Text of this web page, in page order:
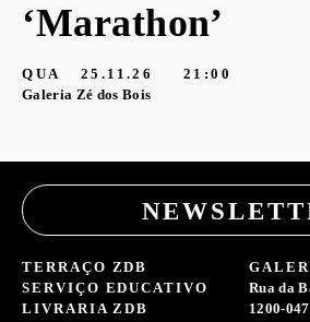
‘Marathon’
QUA 25.11.26
21:00
Galeria Zé dos Bois
TERRAÇO ZDB
SERVIÇO EDUCATIVO
LIVRARIA ZDB
Rua da
1200-